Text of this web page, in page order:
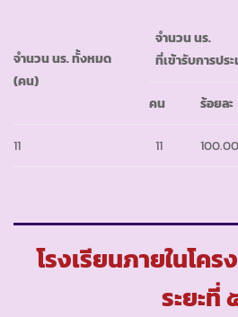
จำนวน นร. ทั้งหมด
(คน)
จำนวน นร.
ที่เข้ารับการปร
คน ร้อยละ
11 11 100.00
โรงเรียนภายในโค
ระยะที่